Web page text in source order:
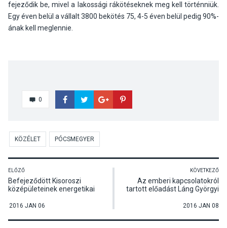
fejeződik be, mivel a lakossági rákötéseknek meg kell történniük.
Egy éven belül a vállalt 3800 bekötés 75, 4-5 éven belül pedig 90%-
ának kell meglennie.
0
KÖZÉLET PÓCSMEGYER
ELŐZŐ
Befejeződött Kisoroszi
középületeinek energetikai
2016 JAN 06
KÖVETKEZŐ
Az emberi kapcsolatokról
tartott előadást Láng Györgyi
Dunabogdányban
2016 JAN 08